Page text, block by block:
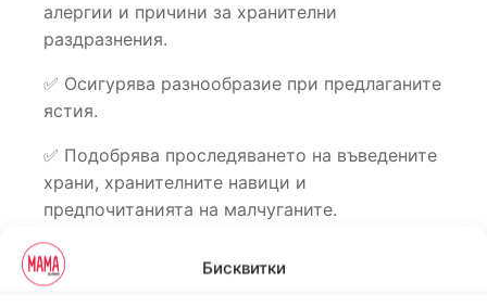
Бисквитки
алергии и причини за хранителни
раздразнения.
✅ Осигурява разнообразие при предлаганите
ястия.
✅ Подобрява проследяването на въведените
храни, хранителните навици и
предпочитанията на малчуганите.
✅ Предоставя бърз достъп до съхранената
информация, при необходимост от